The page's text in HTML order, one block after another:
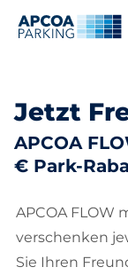
Jetzt
APCOA
€ Park-
APCOA FLOW
verschenken
Sie Ihren